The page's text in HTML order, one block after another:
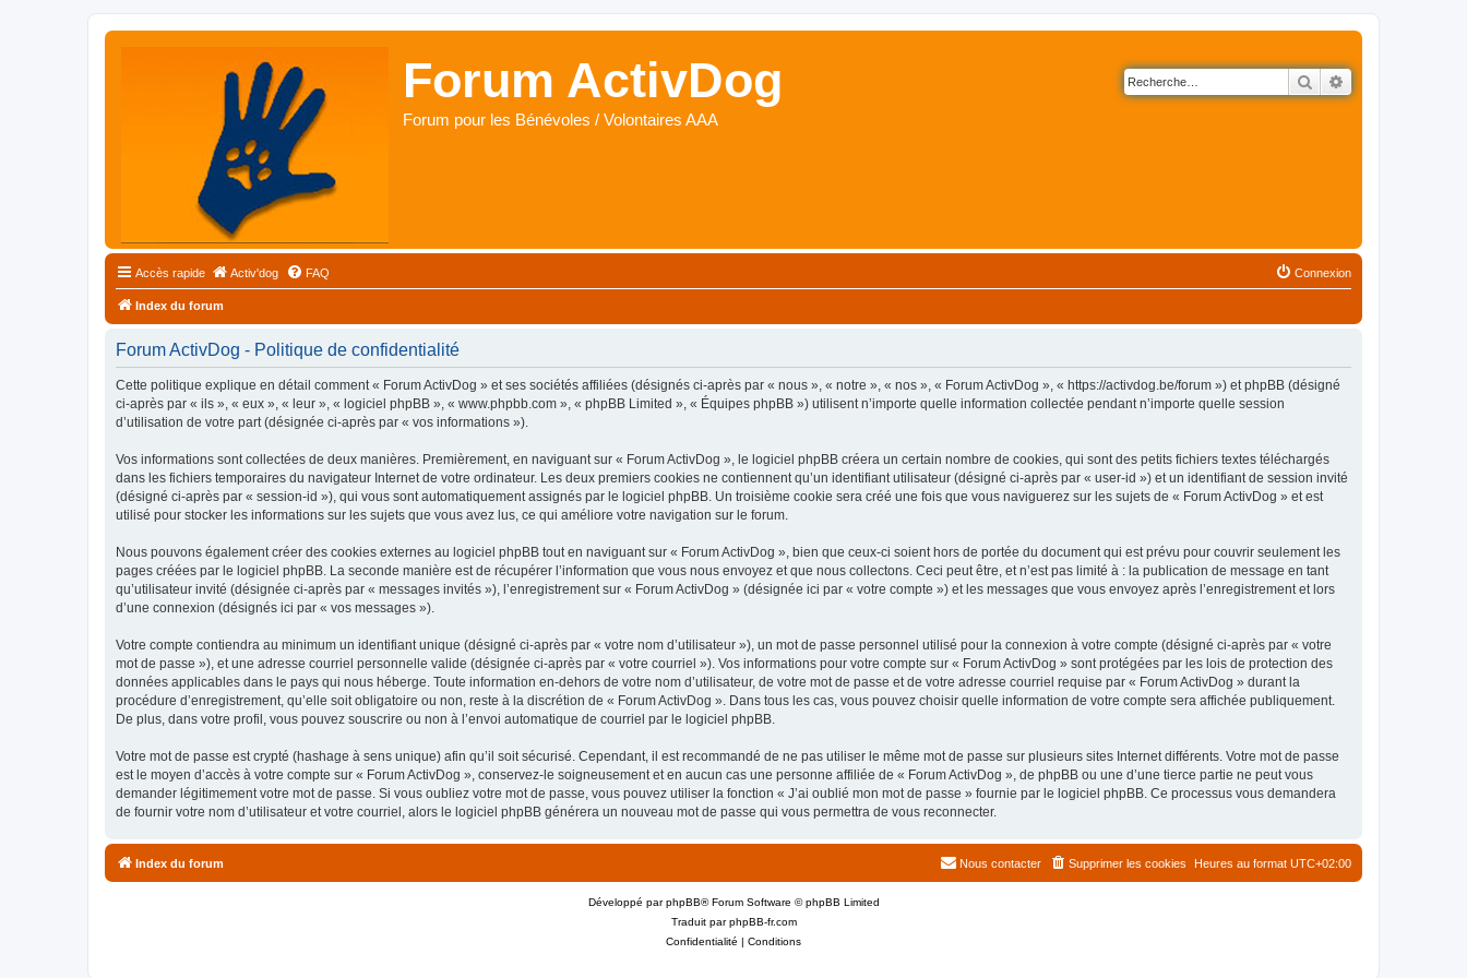
Forum ActivDog
Forum pour les Bénévoles / Volontaires AAA
Rechercher
Accès rapide Activ'dog FAQ Connexion
Index du forum
Forum ActivDog - Politique de confidentialité
Cette politique explique en détail comment « Forum ActivDog » et ses sociétés affiliées (désignés ci-après par « nous », « notre », « nos », « Forum ActivDog », « https://activdog.be/forum ») et phpBB (désigné
ci-après par « ils », « eux », « leur », « logiciel phpBB », « www.phpbb.com », « phpBB Limited », « Équipes phpBB ») utilisent n’importe quelle information collectée pendant n’importe quelle session
d’utilisation de votre part (désignée ci-après par « vos informations »).
Vos informations sont collectées de deux manières. Premièrement, en naviguant sur « Forum ActivDog », le logiciel phpBB créera un certain nombre de cookies, qui sont des petits fichiers textes téléchargés
dans les fichiers temporaires du navigateur Internet de votre ordinateur. Les deux premiers cookies ne contiennent qu’un identifiant utilisateur (désigné ci-après par « user-id ») et un identifiant de session invité
(désigné ci-après par « session-id »), qui vous sont automatiquement assignés par le logiciel phpBB. Un troisième cookie sera créé une fois que vous naviguerez sur les sujets de « Forum ActivDog » et est
utilisé pour stocker les informations sur les sujets que vous avez lus, ce qui améliore votre navigation sur le forum.
Nous pouvons également créer des cookies externes au logiciel phpBB tout en naviguant sur « Forum ActivDog », bien que ceux-ci soient hors de portée du document qui est prévu pour couvrir seulement les
pages créées par le logiciel phpBB. La seconde manière est de récupérer l’information que vous nous envoyez et que nous collectons. Ceci peut être, et n’est pas limité à : la publication de message en tant
qu’utilisateur invité (désignée ci-après par « messages invités »), l’enregistrement sur « Forum ActivDog » (désignée ici par « votre compte ») et les messages que vous envoyez après l’enregistrement et lors
d’une connexion (désignés ici par « vos messages »).
Votre compte contiendra au minimum un identifiant unique (désigné ci-après par « votre nom d’utilisateur »), un mot de passe personnel utilisé pour la connexion à votre compte (désigné ci-après par « votre
mot de passe »), et une adresse courriel personnelle valide (désignée ci-après par « votre courriel »). Vos informations pour votre compte sur « Forum ActivDog » sont protégées par les lois de protection des
données applicables dans le pays qui nous héberge. Toute information en-dehors de votre nom d’utilisateur, de votre mot de passe et de votre adresse courriel requise par « Forum ActivDog » durant la
procédure d’enregistrement, qu’elle soit obligatoire ou non, reste à la discrétion de « Forum ActivDog ». Dans tous les cas, vous pouvez choisir quelle information de votre compte sera affichée publiquement.
De plus, dans votre profil, vous pouvez souscrire ou non à l’envoi automatique de courriel par le logiciel phpBB.
Votre mot de passe est crypté (hashage à sens unique) afin qu’il soit sécurisé. Cependant, il est recommandé de ne pas utiliser le même mot de passe sur plusieurs sites Internet différents. Votre mot de passe
est le moyen d’accès à votre compte sur « Forum ActivDog », conservez-le soigneusement et en aucun cas une personne affiliée de « Forum ActivDog », de phpBB ou une d’une tierce partie ne peut vous
demander légitimement votre mot de passe. Si vous oubliez votre mot de passe, vous pouvez utiliser la fonction « J’ai oublié mon mot de passe » fournie par le logiciel phpBB. Ce processus vous demandera
de fournir votre nom d’utilisateur et votre courriel, alors le logiciel phpBB générera un nouveau mot de passe qui vous permettra de vous reconnecter.
Index du forum Heures au format UTC+02:00
Supprimer les cookies
Nous contacter
Développé parphpBB® Forum Software © phpBB Limited
Traduit parphpBB-fr.com
Confidentialité | Conditions